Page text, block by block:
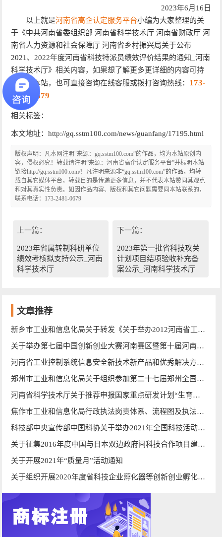
2023年6月16日
以上就是河南省高企认定服务平台小编为大家整理的关
于《中共河南省委组织部 河南省科学技术厅 河南省财政厅 河
南省人力资源和社会保障厅 河南省乡村振兴局关于公布
2021、2022年度河南省科技特派员绩效评价结果的通知_河南
科学技术厅》相关内容，如果想了解更多更详细的内容可持
续关注本站，也可直接咨询在线客服或拨打咨询热线： 173-
2481-0679
相关标签：
本文地址：http://gq.sstm100.com/news/guanfang/17195.html
版权声明：凡本网注明"来源：gq.sstm100.com”的作品，均为本站原创内
容，侵权必究！转载请注明“来源：河南省高企认定服务平台”并标明本站
链接http://gq.sstm100.com/！凡注明来源非“gq.sstm100.com”的作品，均转
载自其它媒体平台，转载目的是传递更多信息，并不代表本站赞同其观点
和对其真实性负责。如因作品内容、版权和其它问题需要同本站联系的，
联系电话：173-2481-0679
上一篇：
2023年省属转制科研单位
绩效考核拟支持公示_河南
科学技术厅
下一篇：
2023年第一批省科技攻关
计划项目结项验收补充备
案公示_河南科学技术厅
文章推荐
新乡市工业和信息化局关于转发《关于举办2012河南省工业设计大赛的通知》的通知
关于举办第七届中国创新创业大赛河南赛区暨第十届河南省创新创业大赛的通知
河南省工业控制系统信息安全新技术新产品和优秀解决方案拟入围名单公示
郑州市工业和信息化局关于组织参加第二十七届郑州全国商品交易会的通知
河南省科学技术厅关于推荐申报国家重点研发计划“生育健康及妇女儿童健康保障”等重点专项2023年度项目的通知_河南科学技术厅
焦作市工业和信息化局行政执法岗责体系、流程图及执法人员信息公示_公示公告_焦作市工业和信息化局
科技部中央宣传部中国科协关于举办2021年全国科技活动周的通知
关于征集2016年度中国与日本双边政府间科技合作项目建议的通知
关于开展2021年“质量月”活动通知
关于组织开展2020年度省科技企业孵化器等创新创业孵化载体申报工作的通知